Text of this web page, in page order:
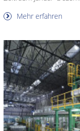
Mehr erfahren